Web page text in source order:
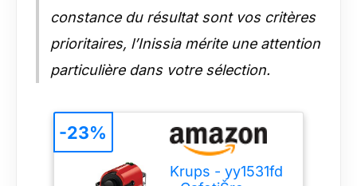
constance du résultat sont vos critères
prioritaires, l’Inissia mérite une attention
particulière dans votre sélection.
Krups - yy1531fd
-23%